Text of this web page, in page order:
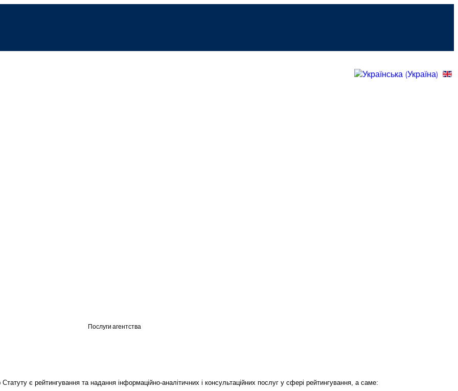
Послуги агентства
є рейтингування та надання інформаційно-аналітичних і консультаційних послуг у сфері рейтингування, а саме: